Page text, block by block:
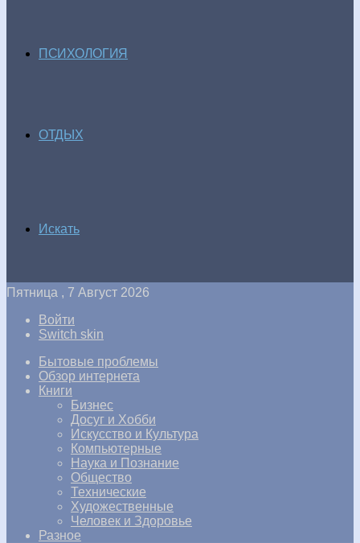
ПСИХОЛОГИЯ
ОТДЫХ
Искать
Пятница , 7 Август 2026
Войти
Switch skin
Бытовые проблемы
Обзор интернета
Книги
Бизнес
Досуг и Хобби
Искусство и Культура
Компьютерные
Наука и Познание
Общество
Технические
Художественные
Человек и Здоровье
Разное